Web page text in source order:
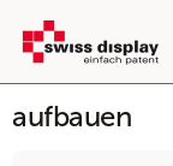
Inhalt
springen
aufbauen